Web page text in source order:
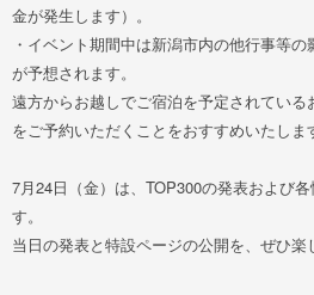
金が発生します）。
・イベント期間中は新潟市内の他行事等
が予想されます。
遠方からお越しでご宿泊を予定されてい
をご予約いただくことをおすすめいたしま
7月24日（金）は、TOP300の発表および
す。
当日の発表と特設ページの公開を、ぜひ楽